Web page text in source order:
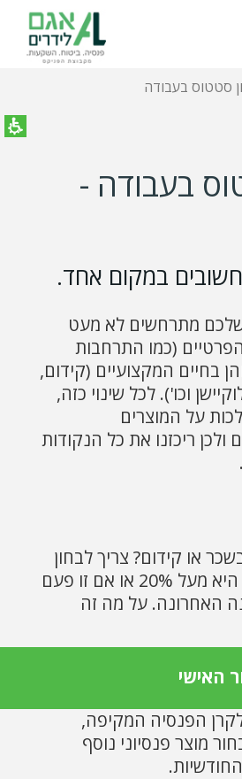
האישי
סטטוס בעבודה
בעבודה -
במקום אחד.
מתרחשים לא מעט
הפרטיים (כמו התרחבות
בחיים המקצועיים (קידום,
וכו'). לכל שינוי כזה,
על המוצרים
ולכן ריכזנו את כל הנקודות
או קידום? צריך לבחון
אם העלייה בשכר היא מעל 20% או אם זו פעם
האחרונה. על מה זה
- אם יש ברשותכם רק
הפנסיה המקיפה,
מוצר פנסיוני נוסף